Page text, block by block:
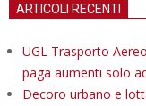
ARTICOLI RECENTI
UGL Trasporto
paga aumenti solo
Decoro urbano e